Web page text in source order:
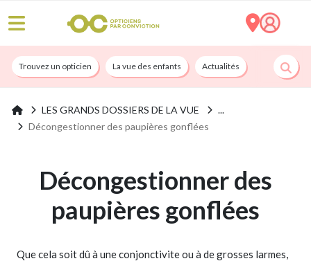
Trouvez un opticien La vue des enfants Actualités Nos services
LES GRANDS DOSSIERS DE LA VUE
Décongestionner des paupières gonflées
Décongestionner des
paupières gonflées
Que cela soit dû à une conjonctivite ou à de grosses larmes,